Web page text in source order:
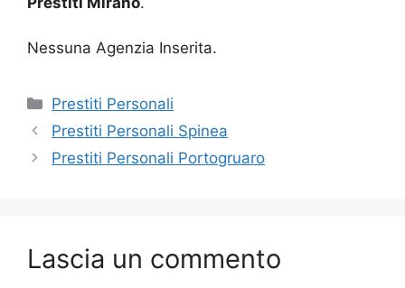
Nessuna Agenzia Inserita.
Categorie
Prestiti Personali
Prestiti Personali Spinea
Prestiti Personali Portogruaro
Lascia un commento